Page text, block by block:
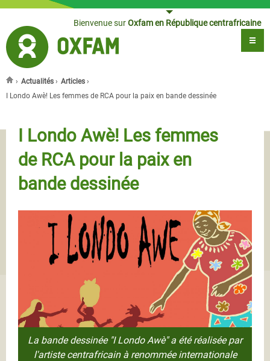
Jump to navigationBienvenue surOxfam en République centrafricaine
Vous êtes ici
› Actualités › Articles ›
I Londo Awè! Les femmes de RCA pour la paix en bande dessinée
I Londo Awè! Les femmes
de RCA pour la paix en
bande dessinée
La bande dessinée "I Londo Awè" a été réalisée par
l'artiste centrafricain à renommée internationale